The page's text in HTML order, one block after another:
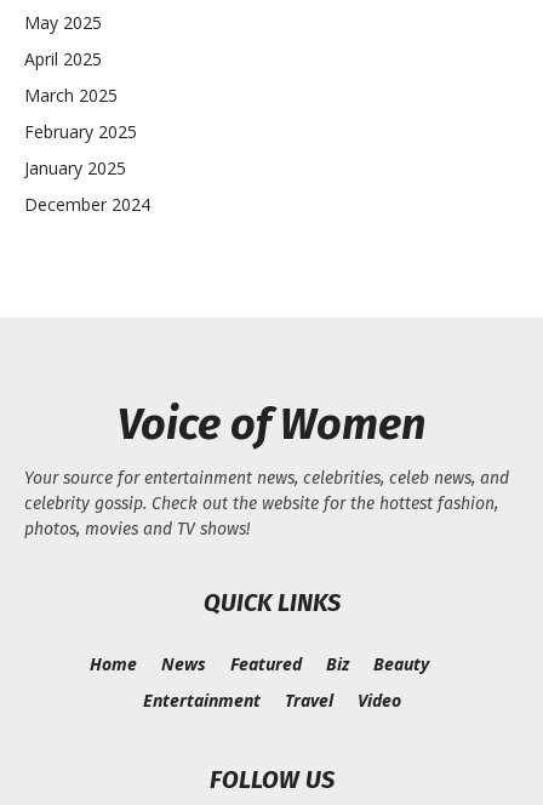
May 2025
April 2025
March 2025
February 2025
January 2025
December 2024
Voice of Women
Your source for entertainment news, celebrities, celeb news, and
celebrity gossip. Check out the website for the hottest fashion,
photos, movies and TV shows!
QUICK LINKS
Home News Featured Biz
Beauty
Entertainment
Travel Video
FOLLOW US